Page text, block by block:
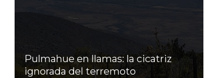
Pulmahue en llamas: la cicatriz
ignorada del terremoto